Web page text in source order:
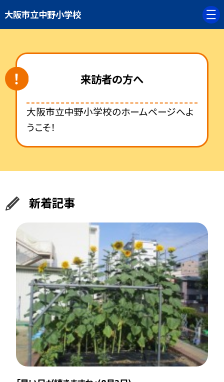
大阪市立中野小学校
来訪者の方へ
大阪市立中野小学校のホームページへよ
うこそ！
新着記事